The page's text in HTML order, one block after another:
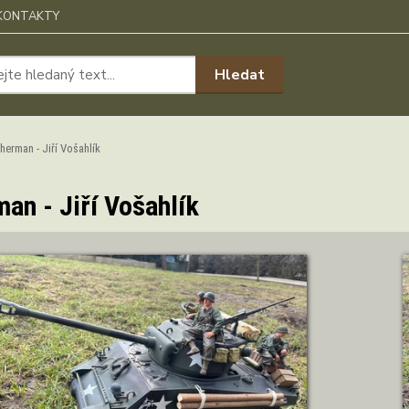
Hledat
- Jiří Vošahlík
- Jiří Vošahlík
Autor: Vošahlík J.
ZOBRAZIT DETAIL